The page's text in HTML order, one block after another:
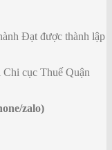
Đạt được thành lập
Chi cục Thuế Quận
zalo)